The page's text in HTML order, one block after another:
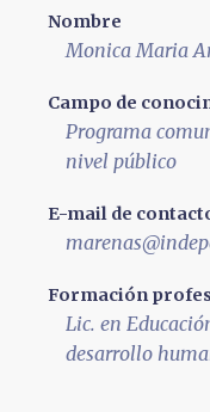
Nombre
Monica Maria
Campo de
Programa
nivel público
E-mail de
Formación
Lic. en
desarrollo